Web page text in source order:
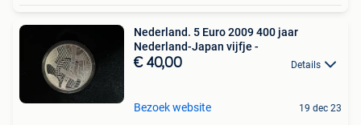
Nederland. 5 Euro 2009 400 jaar
Nederland-Japan vijfje -
€ 40,00 Details
Bezoek website 19 dec 23